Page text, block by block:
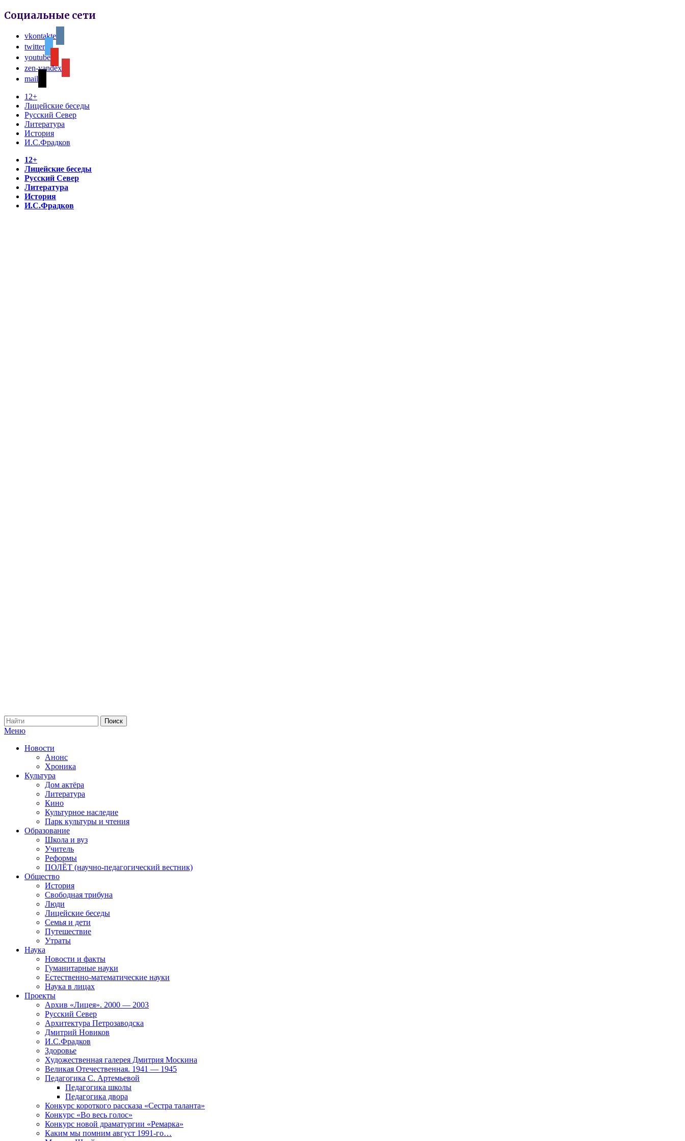
Социальные сети
vkontakte
twitter
youtube
zen-yandex
mail
12+
Лицейские беседы
Русский Север
Литература
История
И.С.Фрадков
12+
Лицейские беседы
Русский Север
Литература
История
И.С.Фрадков
Меню
Новости
Анонс
Хроника
Культура
Дом актёра
Литература
Кино
Культурное наследие
Парк культуры и чтения
Образование
Школа и вуз
Учитель
Реформы
ПОЛЁТ (научно-педагогический вестник)
Общество
История
Свободная трибуна
Люди
Лицейские беседы
Семья и дети
Путешествие
Утраты
Наука
Новости и факты
Гуманитарные науки
Естественно-математические науки
Наука в лицах
Проекты
Архив «Лицея». 2000 — 2003
Русский Север
Архитектура Петрозаводска
Дмитрий Новиков
И.С.Фрадков
Здоровье
Художественная галерея Дмитрия Москина
Великая Отечественная. 1941 — 1945
Педагогика С. Артемьевой
Педагогика школы
Педагогика двора
Конкурс короткого рассказа «Сестра таланта»
Конкурс «Во весь голос»
Конкурс новой драматургии «Ремарка»
Каким мы помним август 1991-го…